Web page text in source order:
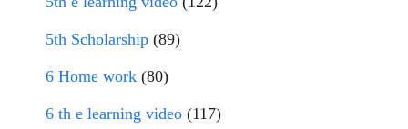
5th Scholarship (89)
6 Home work (80)
6 th e learning video (117)